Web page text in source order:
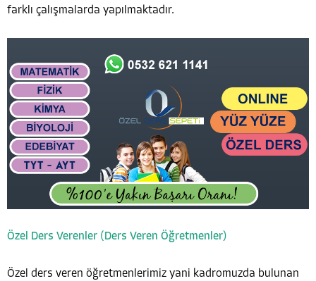
farklı çalışmalarda yapılmaktadır.
Özel Ders Verenler (Ders Veren Öğretmenler)
Özel ders veren öğretmenlerimiz yani kadromuzda bulunan